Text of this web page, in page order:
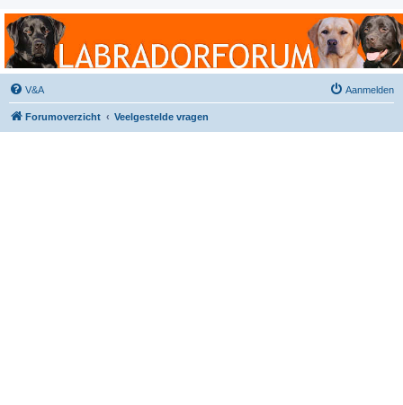
Labradorforum
Het gezelligste Labradorforum van Nederland en België!
V&A Aanmelden
Forumoverzicht Veelgestelde vragen